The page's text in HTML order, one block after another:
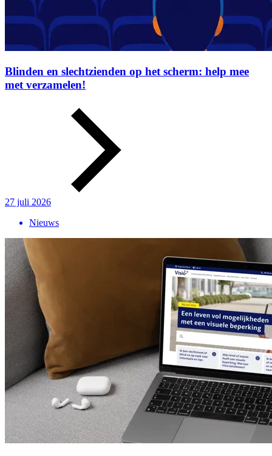
Blinden en slechtzienden op het scherm: help mee
met verzamelen!
27 juli 2026
Nieuws